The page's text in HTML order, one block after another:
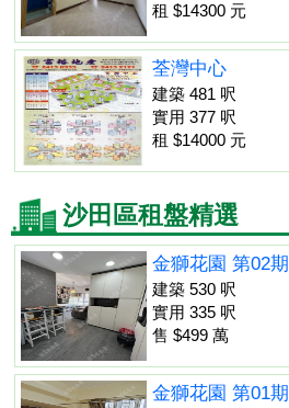
租 $14300 元
荃灣中心
建築 481 呎
實用 377 呎
租 $14000 元
沙田區租盤精選
金獅花園 第02期
建築 530 呎
實用 335 呎
售 $499 萬
金獅花園 第01期